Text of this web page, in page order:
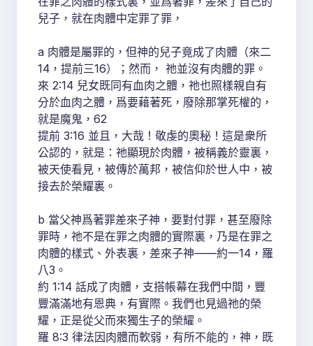
兒子，就在肉體中定罪了罪，
a 肉體是屬罪的，但神的兒子竟成了肉體（來二
14，提前三16）；然而， 祂並沒有肉體的罪。
來 2:14 兒女既同有血肉之體，祂也照樣親自有
分於血肉之體，爲要藉著死，廢除那掌死權的，
就是魔鬼，62
提前 3:16 並且，大哉！敬虔的奧秘！這是衆所
公認的，就是：祂顯現於肉體，被稱義於靈裏，
被天使看見，被傳於萬邦，被信仰於世人中，被
接去於榮耀裏。
b 當父神爲著罪差來子神，要對付罪，甚至廢除
罪時，祂不是在罪之肉體的實際裏，乃是在罪之
肉體的樣式、外表裏，差來子神——約一14，羅
八3。
約 1:14 話成了肉體，支搭帳幕在我們中間，豐
豐滿滿地有恩典，有實際。我們也見過祂的榮
耀，正是從父而來獨生子的榮耀。
羅 8:3 律法因肉體而軟弱，有所不能的，神，既